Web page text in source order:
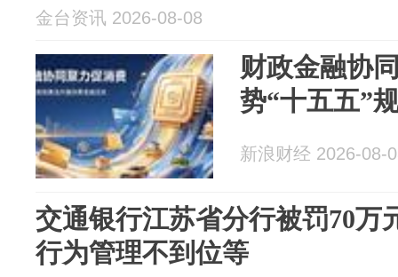
金台资讯 2026-08-08
财政金融协
势“十五五”
新浪财经 2026-08-
交通银行江苏省分行被罚70万
行为管理不到位等